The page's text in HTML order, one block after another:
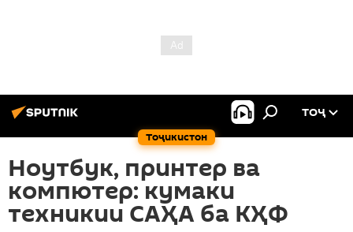
Тоҷикистон
ТОҶ
Ноутбук, принтер ва
компютер: кумаки
техникии САҲА ба КҲФ